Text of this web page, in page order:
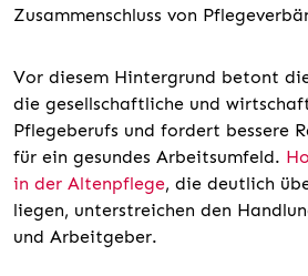
Zusammenschluss von
Vor diesem Hintergrund betont
die gesellschaftliche und
Pflegeberufs und fordert bessere
für ein gesundes Arbeitsumfeld.
in der Altenpflege, die deutlich
liegen, unterstreichen den
und Arbeitgeber.